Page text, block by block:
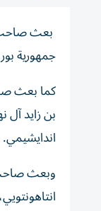
بعث صاحب
جمهورية
كما بعث
بن زايد آل
اندايشيمي.
وبعث صاحب